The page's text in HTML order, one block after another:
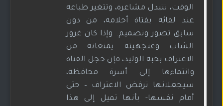
الوقت، تتبدل مشاعره، وتتغير طباعه
عند لقائه بفتاة أحلامه، من دون
سابق تصور وتصميم. وإذا كان غرور
الشاب وعنجهيته يمنعانه من
الاعتراف بحبه الوليد، فإن خجل الفتاة
وانتماءها إلى أسرة محافظة،
سيجعلانها ترفض الاعتراف – حتى
أمام نفسها- بأنها تميل إلى هذا